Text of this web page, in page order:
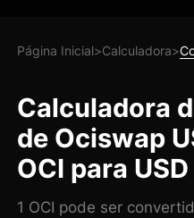
Página Inicial>Calculadora>
Calculadora
de Ociswap
OCI para USD
1 OCI pode ser